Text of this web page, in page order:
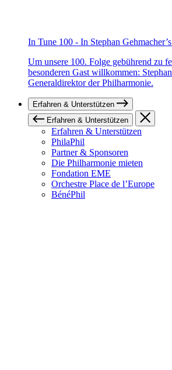
In Tune 100 - In Stephan
Um unsere 100. Folge gebührend zu
besonderen Gast willkommen:
Generaldirektor der Philharmonie.
Erfahren & Unterstützen
Erfahren & Unterstützen
Erfahren & Unterstützen
PhilaPhil
Partner & Sponsoren
Die Philharmonie mieten
Fondation EME
Orchestre Place de l’Europe
BénéPhil